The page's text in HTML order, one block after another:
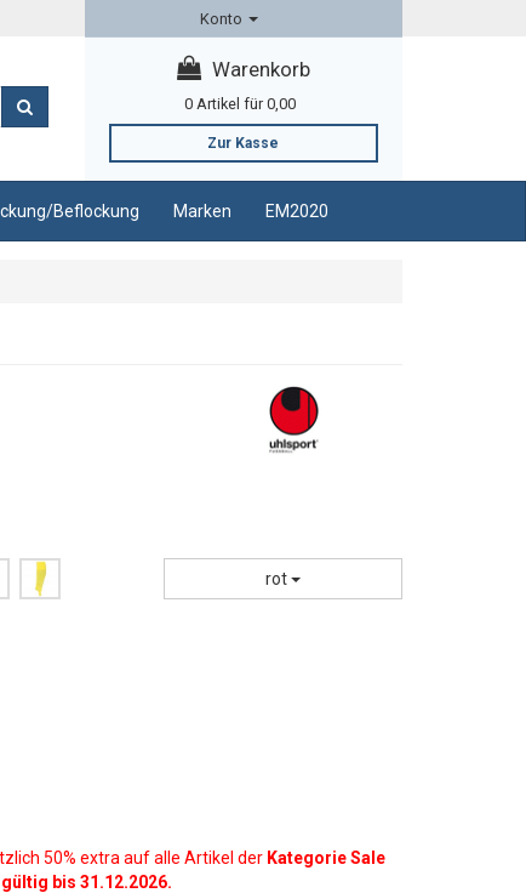
Konto
Warenkorb
0 Artikel für 0,00
Zur Kasse
Beflockung Marken EM2020
rot
50% extra auf alle Artikel der Kategorie Sale
gültig bis 31.12.2026.